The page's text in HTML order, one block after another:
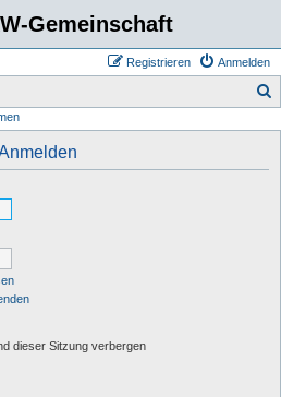
Gemeinschaft
Anmelden
Registrieren
dieser Sitzung verbergen